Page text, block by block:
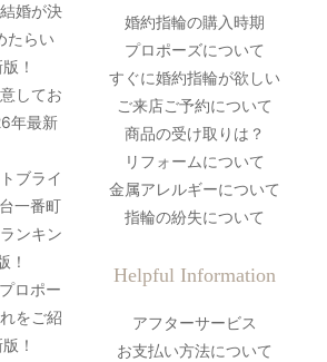
婚が決
たらい
！
してお
年最新
ブライ
一番町
ンキン
！
ロポー
をご紹
！
婚約指輪の購入時期
プロポーズについて
すぐに婚約指輪が欲しい
ご来店ご予約について
商品の受け取りは？
リフォームについて
金属アレルギーについて
指輪の紛失について
Helpful Information
アフターサービス
お支払い方法について